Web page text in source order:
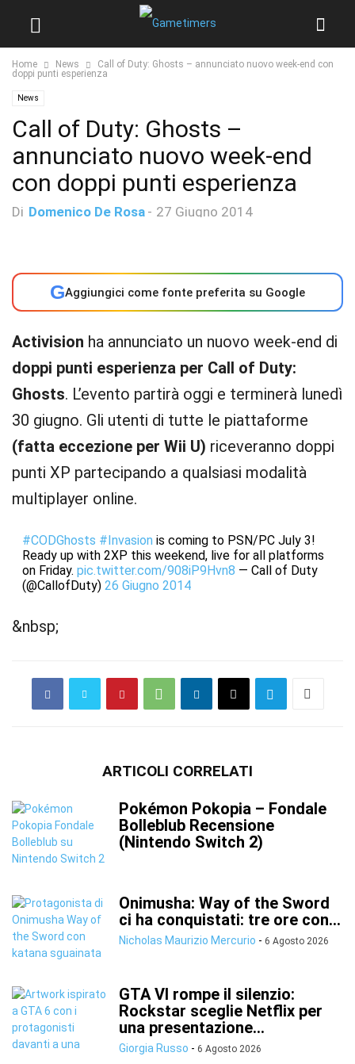
Home News
Call of Duty: Ghosts – annunciato nuovo week-end con
doppi punti esperienza
News
Call of Duty: Ghosts –
annunciato nuovo week-end
con doppi punti esperienza
Di Domenico De Rosa - 27 Giugno 2014
GAggiungici come fonte preferita su Google
Activision ha annunciato un nuovo week-end di
doppi punti esperienza per Call of Duty:
Ghosts. L’evento partirà oggi e terminerà lunedì
30 giugno. Gli utenti di tutte le piattaforme
(fatta eccezione per Wii U) riceveranno doppi
punti XP partecipando a qualsiasi modalità
multiplayer online.
#CODGhosts #Invasion is coming to PSN/PC July 3!
Ready up with 2XP this weekend, live for all platforms
on Friday. pic.twitter.com/908iP9Hvn8 — Call of Duty
(@CallofDuty) 26 Giugno 2014
&nbsp;
ARTICOLI CORRELATI
Pokémon Pokopia – Fondale
Bolleblub Recensione
(Nintendo Switch 2)
Onimusha: Way of the Sword
ci ha conquistati: tre ore con...
Nicholas Maurizio Mercurio - 6 Agosto 2026
GTA VI rompe il silenzio:
Rockstar sceglie Netflix per
una presentazione...
Giorgia Russo - 6 Agosto 2026